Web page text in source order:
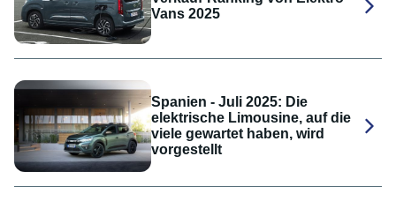
Vans 2025
Spanien - Juli 2025: Die
elektrische Limousine, auf die
viele gewartet haben, wird
vorgestellt